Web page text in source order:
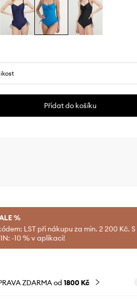
Přidat do košíku
%
LST při nákupu za min. 2 200 Kč. S
-10 % v aplikaci!
ZDARMA od 1800 Kč